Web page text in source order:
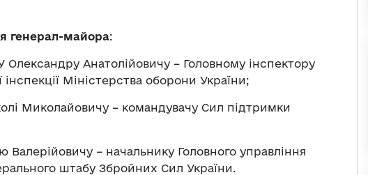
генерал-майора:
Анатолійовичу – Головному інспектору
інспекції Міністерства оборони України;
Миколайовичу – командувачу Сил підтримки
– начальнику Головного управління
штабу Збройних Сил України.